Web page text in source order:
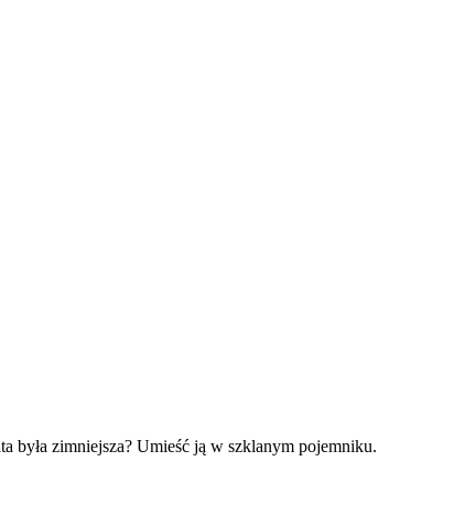
była zimniejsza? Umieść ją w szklanym pojemniku.